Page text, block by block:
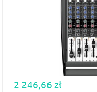
2 246,66 zł